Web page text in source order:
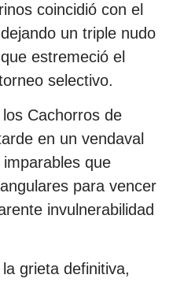
coincidió con el
un triple nudo
estremeció el
selectivo.
Cachorros de
en un vendaval
que
para vencer
invulnerabilidad
grieta definitiva,